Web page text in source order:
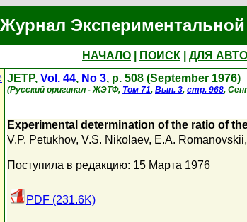
Журнал
НАЧАЛО ПОИСК ДЛЯ
JETP, Vol. 44, No 3, p. 508 (September 1976)
(Русский оригинал - ЖЭТФ, Том 71, Вып. 3, стр. 968,
Experimental determination of the ratio of
V.P. Petukhov, V.S. Nikolaev, E.A. Romanovskii,
Поступила в редакцию: 15 Марта 1976
PDF (231.6K)